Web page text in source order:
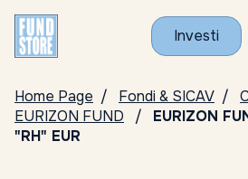
Investi
Home Page Fondi & SICAV
EURIZON FUND
EURIZON
"RH" EUR